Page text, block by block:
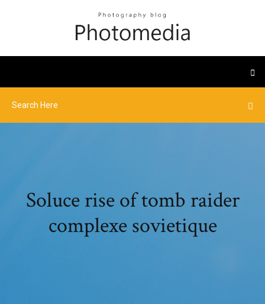
Soluce rise of tomb raider
complexe sovietique